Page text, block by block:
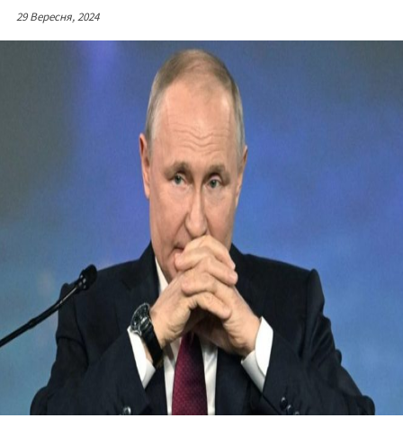
29 Вересня, 2024